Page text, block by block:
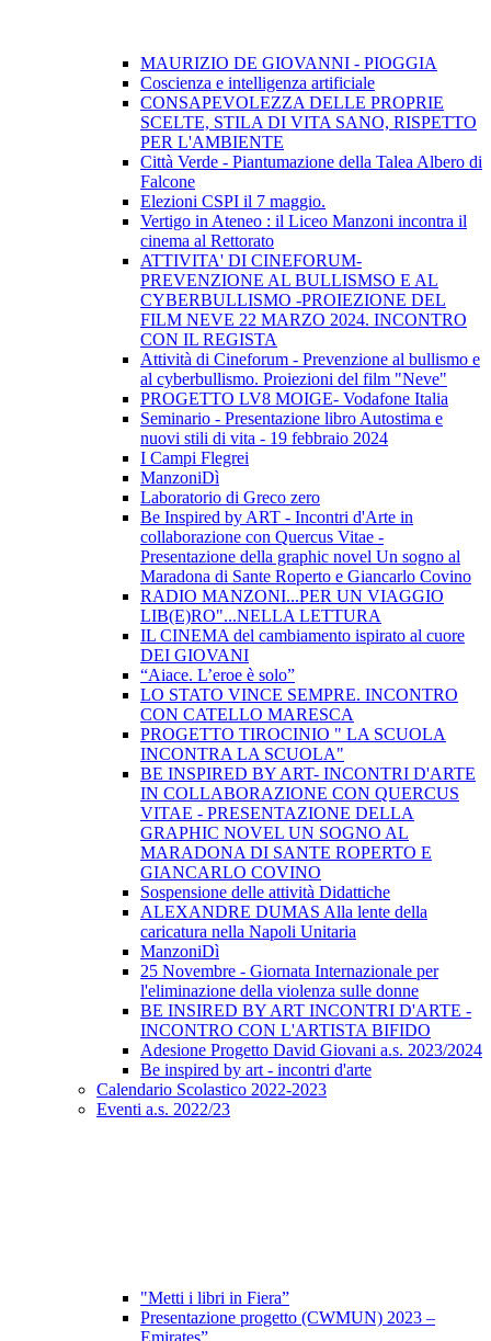
MAURIZIO DE GIOVANNI - PIOGGIA
Coscienza e intelligenza artificiale
CONSAPEVOLEZZA DELLE PROPRIE
SCELTE, STILA DI VITA SANO, RISPETTO
PER L'AMBIENTE
Città Verde - Piantumazione della Talea Albero di
Falcone
Elezioni CSPI il 7 maggio.
Vertigo in Ateneo : il Liceo Manzoni incontra il
cinema al Rettorato
ATTIVITA' DI CINEFORUM-
PREVENZIONE AL BULLISMSO E AL
CYBERBULLISMO -PROIEZIONE DEL
FILM NEVE 22 MARZO 2024. INCONTRO
CON IL REGISTA
Attività di Cineforum - Prevenzione al bullismo e
al cyberbullismo. Proiezioni del film "Neve"
PROGETTO LV8 MOIGE- Vodafone Italia
Seminario - Presentazione libro Autostima e
nuovi stili di vita - 19 febbraio 2024
I Campi Flegrei
ManzoniDì
Laboratorio di Greco zero
Be Inspired by ART - Incontri d'Arte in
collaborazione con Quercus Vitae -
Presentazione della graphic novel Un sogno al
Maradona di Sante Roperto e Giancarlo Covino
RADIO MANZONI...PER UN VIAGGIO
LIB(E)RO"...NELLA LETTURA
IL CINEMA del cambiamento ispirato al cuore
DEI GIOVANI
“Aiace. L’eroe è solo”
LO STATO VINCE SEMPRE. INCONTRO
CON CATELLO MARESCA
PROGETTO TIROCINIO " LA SCUOLA
INCONTRA LA SCUOLA"
BE INSPIRED BY ART- INCONTRI D'ARTE
IN COLLABORAZIONE CON QUERCUS
VITAE - PRESENTAZIONE DELLA
GRAPHIC NOVEL UN SOGNO AL
MARADONA DI SANTE ROPERTO E
GIANCARLO COVINO
Sospensione delle attività Didattiche
ALEXANDRE DUMAS Alla lente della
caricatura nella Napoli Unitaria
ManzoniDì
25 Novembre - Giornata Internazionale per
l'eliminazione della violenza sulle donne
BE INSIRED BY ART INCONTRI D'ARTE -
INCONTRO CON L'ARTISTA BIFIDO
Adesione Progetto David Giovani a.s. 2023/2024
Be inspired by art - incontri d'arte
Calendario Scolastico 2022-2023
Eventi a.s. 2022/23
"Metti i libri in Fiera”
Presentazione progetto (CWMUN) 2023 –